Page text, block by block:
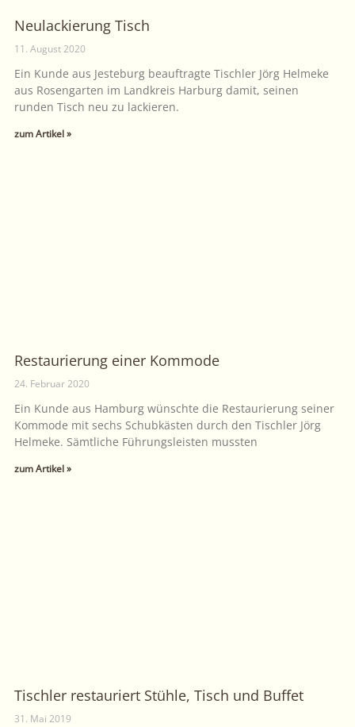
Neulackierung Tisch
11. August 2020
Ein Kunde aus Jesteburg beauftragte Tischler Jörg Helmeke
aus Rosengarten im Landkreis Harburg damit, seinen
runden Tisch neu zu lackieren.
zum Artikel »
Restaurierung einer Kommode
24. Februar 2020
Ein Kunde aus Hamburg wünschte die Restaurierung seiner
Kommode mit sechs Schubkästen durch den Tischler Jörg
Helmeke. Sämtliche Führungsleisten mussten
zum Artikel »
Tischler restauriert Stühle, Tisch und Buffet
31. Mai 2019